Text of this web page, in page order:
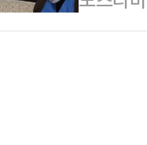
의 개념
로 전환